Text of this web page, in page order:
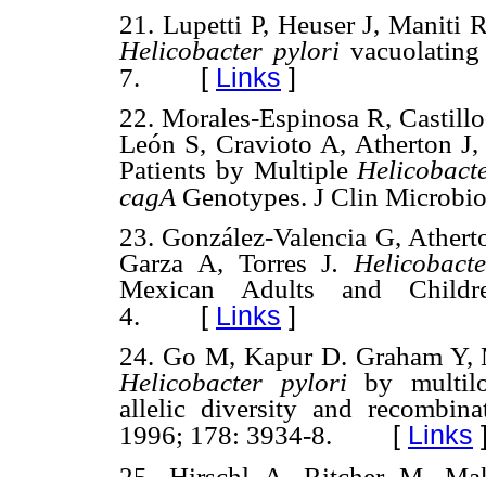
21. Lupetti P, Heuser J, Maniti
Helicobacter pylori
7. [ Links ]
22. Morales-Espinosa R,
León S, Cravioto A, Atherton
Patients by Multiple
cagA Genotypes. J Clin
23. González-Valencia G,
Garza A, Torres J.
Mexican Adults and
4. [ Links ]
24. Go M, Kapur D. Graham Y,
Helicobacter pyloriby
allelic diversity and
1996; 178: 3934-8. [ Links